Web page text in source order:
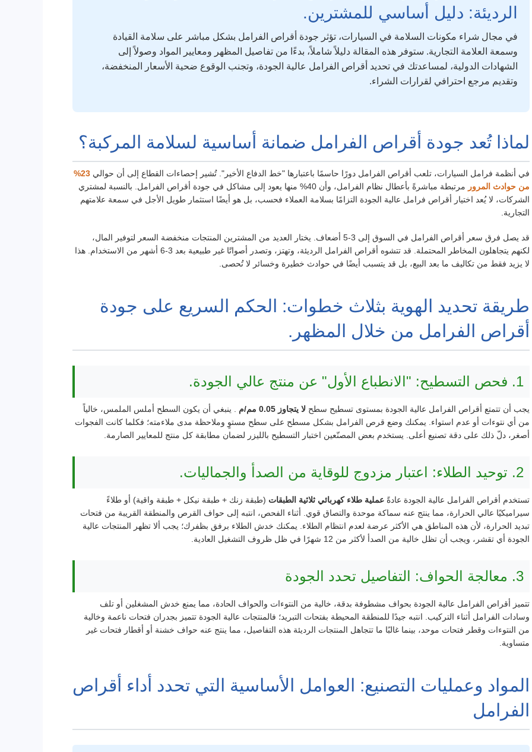
الرديئة: دليل أساسي للمشترين.
في مجال شراء مكونات السلامة في السيارات، تؤثر جودة أقراص الفرامل بشكل مباشر على سلامة القيادة
وسمعة العلامة التجارية. ستوفر هذه المقالة دليلاً شاملاً، بدءًا من تفاصيل المظهر ومعايير المواد وصولاً إلى
الشهادات الدولية، لمساعدتك في تحديد أقراص الفرامل عالية الجودة، وتجنب الوقوع ضحية الأسعار المنخفضة،
وتقديم مرجع احترافي لقرارات الشراء.
لماذا تُعد جودة أقراص الفرامل ضمانة أساسية لسلامة المركبة؟
في أنظمة فرامل السيارات، تلعب أقراص الفرامل دورًا حاسمًا باعتبارها "خط الدفاع الأخير". تُشير إحصاءات القطاع إلى أن حوالي
23%
من حوادث المرور
مرتبطة مباشرةً بأعطال نظام الفرامل، وأن 40% منها يعود إلى مشاكل في جودة أقراص الفرامل. بالنسبة لمشتري
الشركات، لا يُعد اختيار أقراص فرامل عالية الجودة التزامًا بسلامة العملاء فحسب، بل هو أيضًا استثمار طويل الأجل في سمعة علامتهم
التجارية.
قد يصل فرق سعر أقراص الفرامل في السوق إلى 3-5 أضعاف. يختار العديد من المشترين المنتجات منخفضة السعر لتوفير المال،
لكنهم يتجاهلون المخاطر المحتملة. قد تتشوه أقراص الفرامل الرديئة، وتهتز، وتصدر أصواتًا غير طبيعية بعد 3-6 أشهر من الاستخدام. هذا
لا يزيد فقط من تكاليف ما بعد البيع، بل قد يتسبب أيضًا في حوادث خطيرة وخسائر لا تُحصى.
طريقة تحديد الهوية بثلاث خطوات: الحكم السريع على جودة
أقراص الفرامل من خلال المظهر.
1. فحص التسطيح: "الانطباع الأول" عن منتج عالي الجودة.
يجب أن تتمتع أقراص الفرامل عالية الجودة بمستوى تسطيح سطح لا يتجاوز 0.05 مم/م
. ينبغي أن يكون السطح أملس الملمس، خالياً
من أي نتوءات أو عدم استواء. يمكنك وضع قرص الفرامل بشكل مسطح على سطح مستوٍ وملاحظة مدى ملاءمته؛ فكلما كانت الفجوات
أصغر، دلّ ذلك على دقة تصنيع أعلى. يستخدم بعض المصنّعين اختبار التسطيح بالليزر لضمان مطابقة كل منتج للمعايير الصارمة.
2. توحيد الطلاء: اعتبار مزدوج للوقاية من الصدأ والجماليات.
تستخدم أقراص الفرامل عالية الجودة عادةً عملية طلاء كهربائي ثلاثية الطبقات (طبقة زنك + طبقة نيكل + طبقة واقية) أو طلاءً
سيراميكيًا عالي الحرارة، مما ينتج عنه سماكة موحدة والتصاق قوي. أثناء الفحص، انتبه إلى حواف القرص والمنطقة القريبة من فتحات
تبديد الحرارة، لأن هذه المناطق هي الأكثر عرضة لعدم انتظام الطلاء. يمكنك خدش الطلاء برفق بظفرك؛ يجب ألا تظهر المنتجات عالية
الجودة أي تقشر، ويجب أن تظل خالية من الصدأ لأكثر من 12 شهرًا في ظل ظروف التشغيل العادية.
3. معالجة الحواف: التفاصيل تحدد الجودة
تتميز أقراص الفرامل عالية الجودة بحواف مشطوفة بدقة، خالية من النتوءات والحواف الحادة، مما يمنع خدش المشغلين أو تلف
وسادات الفرامل أثناء التركيب. انتبه جيدًا للمنطقة المحيطة بفتحات التبريد؛ فالمنتجات عالية الجودة تتميز بجدران فتحات ناعمة وخالية
من النتوءات وقطر فتحات موحد، بينما غالبًا ما تتجاهل المنتجات الرديئة هذه التفاصيل، مما ينتج عنه حواف خشنة أو أقطار فتحات غير
متساوية.
المواد وعمليات التصنيع: العوامل الأساسية التي تحدد أداء أقراص
الفرامل